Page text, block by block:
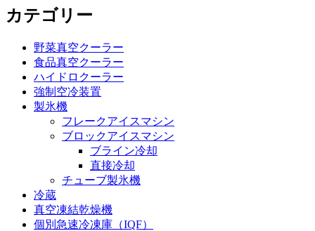
カテゴリー
野菜真空クーラー
食品真空クーラー
ハイドロクーラー
強制空冷装置
製氷機
フレークアイスマシン
ブロックアイスマシン
ブライン冷却
直接冷却
チューブ製氷機
冷蔵
真空凍結乾燥機
個別急速冷凍庫（IQF）